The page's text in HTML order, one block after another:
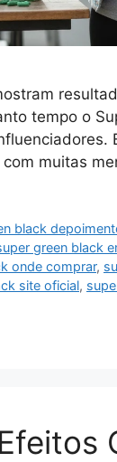
tempo o
muitas
black
green black
onde comprar,
site oficial,